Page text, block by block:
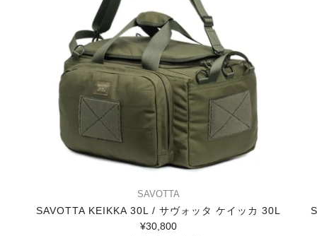
SAVOTTA
SAVOTTA KEIKKA 30L / サヴォッタ ケイッカ 30L
¥30,800